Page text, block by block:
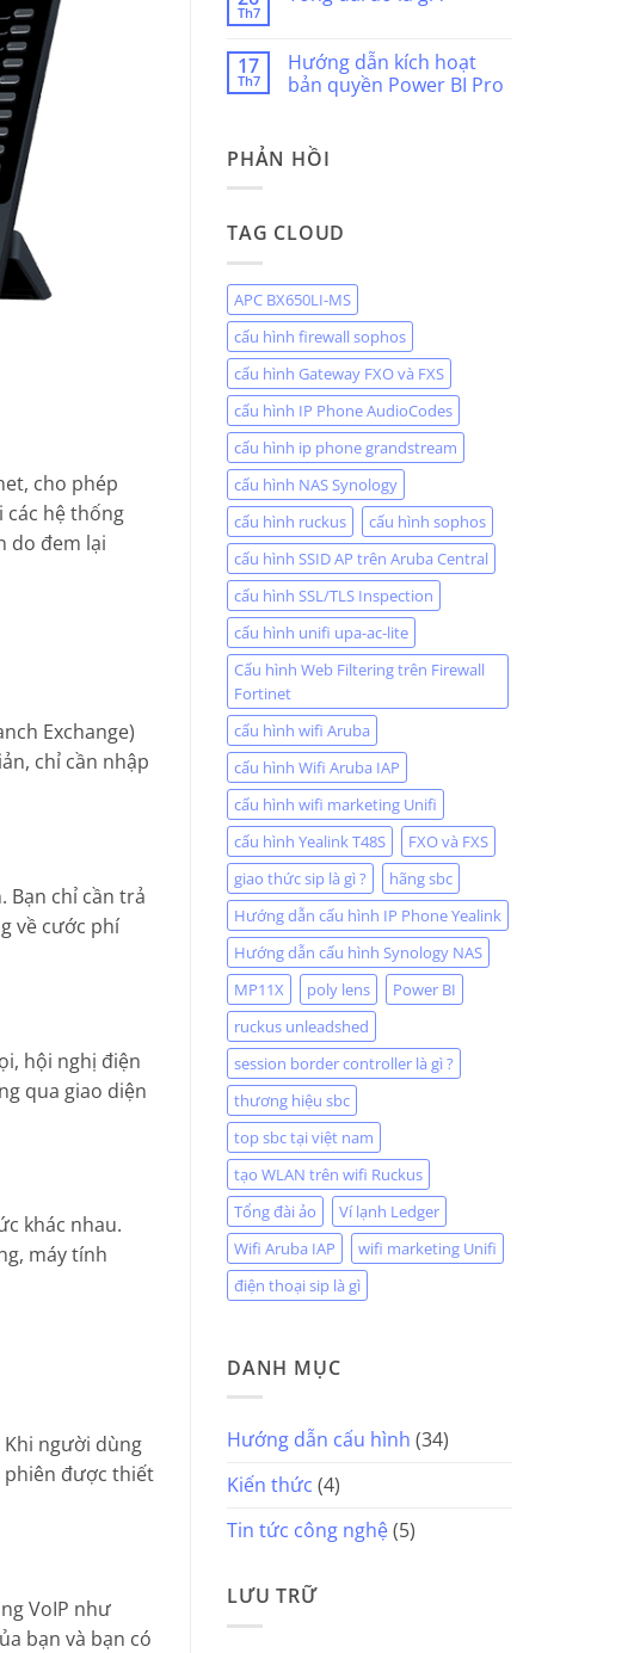
cho phép
các hệ thống
do đem lại
Exchange)
chỉ cần nhập
Bạn chỉ cần trả
về cước phí
hội nghị điện
qua giao diện
khác nhau.
máy tính
Khi người dùng
phiên được thiết
VoIP như
bạn và bạn có
là
SIP
là
gì
Th7
luận
ở
Tổng
gì
17
Th7
Hướng dẫn kích hoạt
bản quyền Power BI Pro
luận
ở
hoạt
BI
Pro
PHẢN HỒI
TAG CLOUD
APC BX650LI-MS
cấu hình firewall sophos
cấu hình Gateway FXO và FXS
cấu hình IP Phone AudioCodes
cấu hình ip phone grandstream
cấu hình NAS Synology
cấu hình ruckus
cấu hình sophos
cấu hình SSID AP trên Aruba Central
cấu hình SSL/TLS Inspection
cấu hình unifi upa-ac-lite
Cấu hình Web Filtering trên Firewall
Fortinet
cấu hình wifi Aruba
cấu hình Wifi Aruba IAP
cấu hình wifi marketing Unifi
cấu hình Yealink T48S
FXO và FXS
giao thức sip là gì ?
hãng sbc
Hướng dẫn cấu hình IP Phone Yealink
Hướng dẫn cấu hình Synology NAS
MP11X
poly lens
Power BI
ruckus unleadshed
session border controller là gì ?
thương hiệu sbc
top sbc tại việt nam
tạo WLAN trên wifi Ruckus
Tổng đài ảo
Ví lạnh Ledger
Wifi Aruba IAP
wifi marketing Unifi
điện thoại sip là gì
DANH MỤC
Hướng dẫn cấu hình (34)
Kiến thức (4)
Tin tức công nghệ(5)
LƯU TRỮ